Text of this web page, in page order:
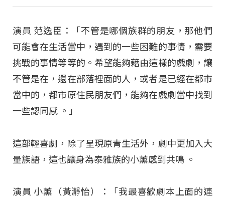
演員 范逸臣：「不管是哪個族群的朋友，那他們
可能會在生活當中，遇到的一些困難的事情，需要
挑戰的事情等等的。希望能夠藉由這樣的戲劇，讓
不管是在，還在部落裡面的人，或者是已經在都市
當中的，都市原住民朋友們，能夠在戲劇當中找到
一些認同感 。」
這部輕喜劇，除了呈現原青生活外，劇中更加入大
量族語，這也讓身為泰雅族的小薰感到共鳴 。
演員 小薰（黃瀞怡）：「我最喜歡劇本上面的連